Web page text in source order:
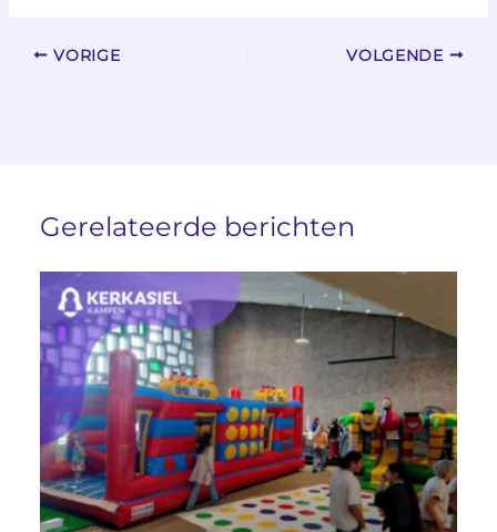
VORIGE VOLGENDE
Gerelateerde berichten